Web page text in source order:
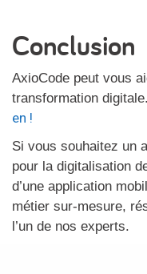
Conclusion
AxioCode peut vous
transformation
en !
Si vous souhaitez un
pour la digitalisation
d’une application
métier sur-mesure,
l’un de nos experts.